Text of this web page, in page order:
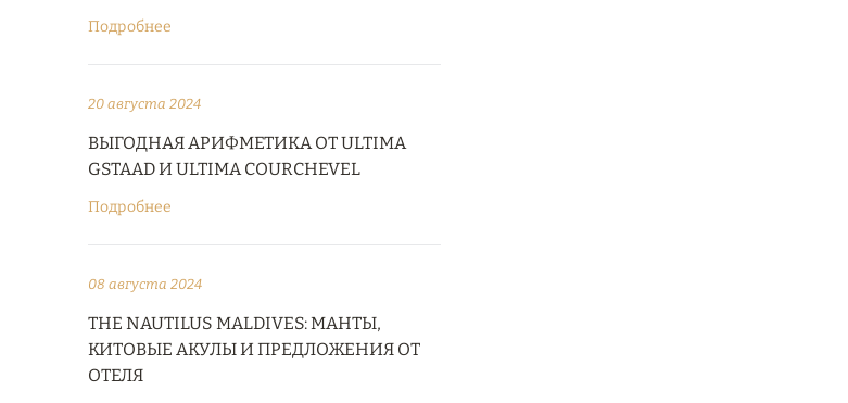
Подробнее
20 августа 2024
ВЫГОДНАЯ АРИФМЕТИКА ОТ ULTIMA
GSTAAD И ULTIMA COURCHEVEL
Подробнее
08 августа 2024
THE NAUTILUS MALDIVES: МАНТЫ,
КИТОВЫЕ АКУЛЫ И ПРЕДЛОЖЕНИЯ ОТ
ОТЕЛЯ